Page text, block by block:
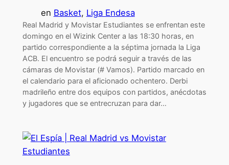
en Basket, Liga Endesa
Real Madrid y Movistar Estudiantes se enfrentan este
domingo en el Wizink Center a las 18:30 horas, en
partido correspondiente a la séptima jornada la Liga
ACB. El encuentro se podrá seguir a través de las
cámaras de Movistar (# Vamos). Partido marcado en
el calendario para el aficionado ochentero. Derbi
madrileño entre dos equipos con partidos, anécdotas
y jugadores que se entrecruzan para dar…